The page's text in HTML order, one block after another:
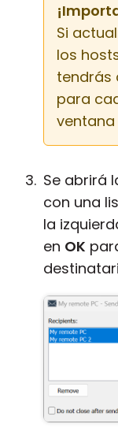
Si
los
tendrás
para
Se abrirá
con una
la
en OK